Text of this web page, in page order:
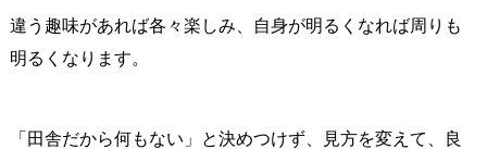
違う趣味があれば各々楽しみ、自身が明るくなれば周りも
明るくなります。
「田舎だから何もない」と決めつけず、見方を変えて、良